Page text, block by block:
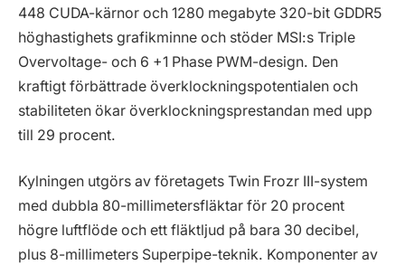
448 CUDA-kärnor och 1280 megabyte 320-bit GDDR5
höghastighets grafikminne och stöder MSI:s Triple
Overvoltage- och 6 +1 Phase PWM-design. Den
kraftigt förbättrade överklockningspotentialen och
stabiliteten ökar överklockningsprestandan med upp
till 29 procent.
Kylningen utgörs av företagets Twin Frozr III-system
med dubbla 80-millimetersfläktar för 20 procent
högre luftflöde och ett fläktljud på bara 30 decibel,
plus 8-millimeters Superpipe-teknik. Komponenter av